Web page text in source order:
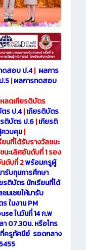
ดสอบ ป.4| ผลการ
.5|ผลการทดสอบ
หลดเกียรติบัตร
ร ป.4|เกียรติบัตร
ติบัตร ป.6|เกียรติ
วบคุม|
ยนที่ได้รับรางวัลชนะ
นะเลิศอันดับที่ 1 รอง
นดับที่ 2พร้อมครูผู้
รับทุนการศึกษา
รติบัตร นักเรียนที่ได้
มเชยให้มารับ
ในงาน PM
ในวันที่ 14 ก.พ
า 07.30น. หรือโทร
ครูทัศนีย์ รอดกลาง